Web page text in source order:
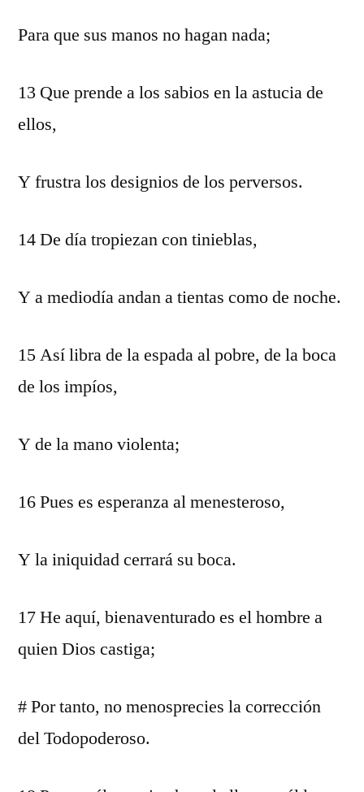
Para que sus manos no hagan nada;
13 Que prende a los sabios en la astucia de
ellos,
Y frustra los designios de los perversos.
14 De día tropiezan con tinieblas,
Y a mediodía andan a tientas como de noche.
15 Así libra de la espada al pobre, de la boca
de los impíos,
Y de la mano violenta;
16 Pues es esperanza al menesteroso,
Y la iniquidad cerrará su boca.
17 He aquí, bienaventurado es el hombre a
quien Dios castiga;
# Por tanto, no menosprecies la corrección
del Todopoderoso.